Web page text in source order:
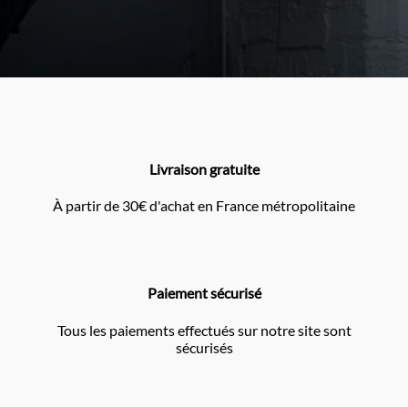
Livraison gratuite
À partir de 30€ d'achat en France métropolitaine
Paiement sécurisé
Tous les paiements effectués sur notre site sont
sécurisés